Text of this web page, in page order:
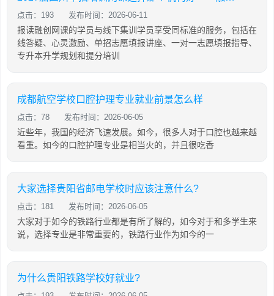
点击：193 发布时间：2026-06-11
报读融创网课的学员与线下集训学员享受同标准的服务，包括在
线答疑、心灵激励、单招志愿填报讲座、一对一志愿填报指导、
专升本升学规划和提分培训
成都航空学校口腔护理专业就业前景怎么样
点击：78 发布时间：2026-06-05
近些年，我国的经济飞速发展。如今，很多人对于口腔也越来越
看重。如今的口腔护理专业是相当火的，并且很吃香
大家选择贵阳省邮电学校时应该注意什么?
点击：181 发布时间：2026-06-05
大家对于如今的铁路行业都是有所了解的，如今对于和多学生来
说，选择专业是非常重要的，铁路行业作为如今的一
为什么贵阳铁路学校好就业?